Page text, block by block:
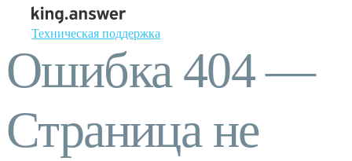
Техническая поддержка
Ошибка 404 —
Страница не